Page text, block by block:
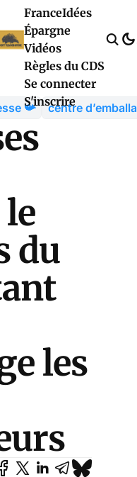
FranceIdées
Épargne
Vidéos
Règles du CDS
Se connecter
S'inscrire
📯 centre
du
les